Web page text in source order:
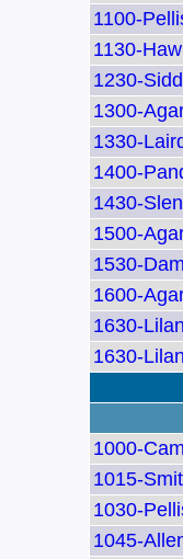
1100-
1130-
1230-
1300-
1330-
1400-
1430-
1500-
1530-
1600-
1630-
1630-
1000-
1015-
1030-
1045-